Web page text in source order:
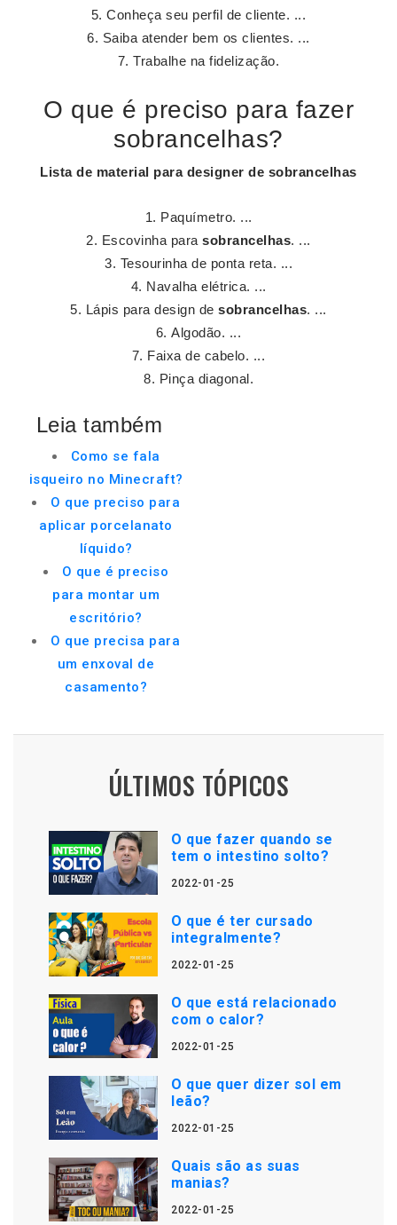
Conheça seu perfil de cliente. ...
Saiba atender bem os clientes. ...
Trabalhe na fidelização.
O que é preciso para fazer
sobrancelhas?
Lista de material para designer de sobrancelhas
Paquímetro. ...
Escovinha parasobrancelhas. ...
Tesourinha de ponta reta. ...
Navalha elétrica. ...
Lápis para design desobrancelhas. ...
Algodão. ...
Faixa de cabelo. ...
Pinça diagonal.
Leia também
Como se fala
isqueiro no Minecraft?
O que preciso para
aplicar porcelanato
líquido?
O que é preciso
para montar um
escritório?
O que precisa para
um enxoval de
casamento?
ÚLTIMOS TÓPICOS
O que fazer quando se
tem o intestino solto?
2022-01-25
O que é ter cursado
integralmente?
2022-01-25
O que está relacionado
com o calor?
2022-01-25
O que quer dizer sol em
leão?
2022-01-25
Quais são as suas
manias?
2022-01-25